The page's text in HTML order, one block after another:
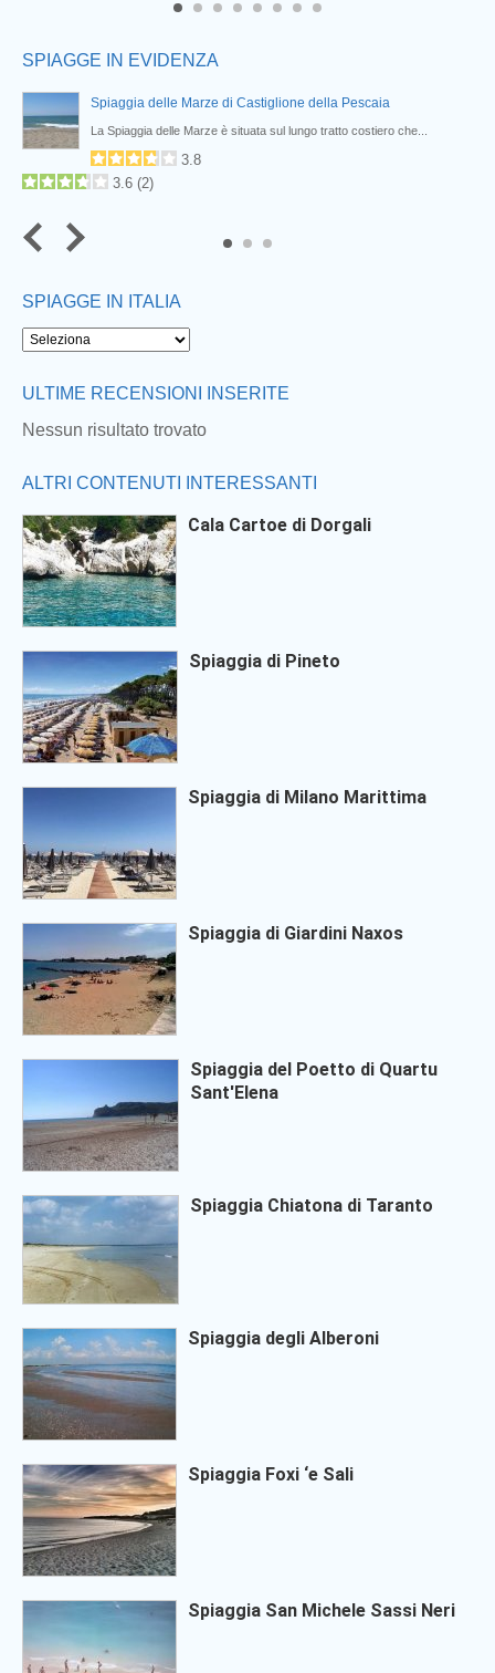
SPIAGGE IN EVIDENZA
Spiaggia delle Marze di Castiglione della Pescaia
La Spiaggia delle Marze è situata sul lungo tratto costiero che...
3.8
3.6 (2)
SPIAGGE IN ITALIA
ULTIME RECENSIONI INSERITE
Nessun risultato trovato
ALTRI CONTENUTI INTERESSANTI
Cala Cartoe di Dorgali
Spiaggia di Pineto
Spiaggia di Milano Marittima
Spiaggia di Giardini Naxos
Spiaggia del Poetto di Quartu
Sant'Elena
Spiaggia Chiatona di Taranto
Spiaggia degli Alberoni
Spiaggia Foxi ‘e Sali
Spiaggia San Michele Sassi Neri